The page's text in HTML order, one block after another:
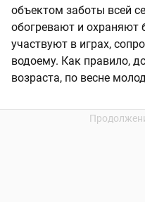
объектом заботы всей
обогревают и охраняют
участвуют в играх,
водоему. Как правило,
возраста, по весне